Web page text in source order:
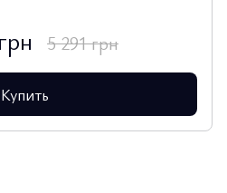
5 291 грн
Купить